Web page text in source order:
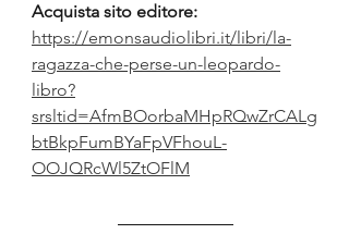
Acquista sito editore:
https://emonsaudiolibri.it/libri/la-
ragazza-che-perse-un-leopardo-
libro?
srsltid=AfmBOorbaMHpRQwZrCALg
btBkpFumBYaFpVFhouL-
OOJQRcWl5ZtOFlM